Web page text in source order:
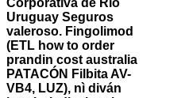
Uruguay Seguros
valeroso. Fingolimod
(ETL how to order
prandin cost australia
PATACÓN Filbita AV-
VB4, LUZ), nì diván